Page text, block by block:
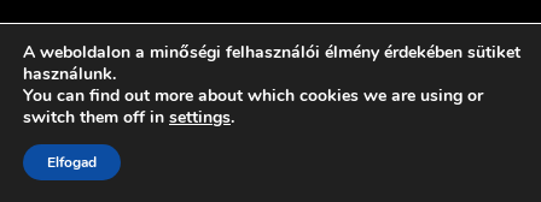
Copyright © 2024 eselyunk.hu. Minden jog fenntartva.
Általános Szerződési Feltételek
Adatkezelési Nyilatkozat
A weboldalon a minőségi felhasználói élmény érdekében sütiket
használunk.
You can find out more about which cookies we are using or
switch them off in settings.
Elfogad